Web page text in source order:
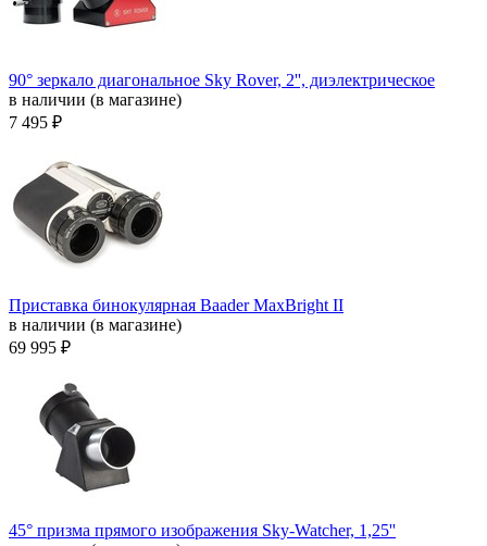
90° зеркало диагональное Sky Rover, 2'', диэлектрическое
в наличии (в магазине)
7 495 ₽
Приставка бинокулярная Baader MaxBright II
в наличии (в магазине)
69 995 ₽
45° призма прямого изображения Sky-Watcher, 1,25''